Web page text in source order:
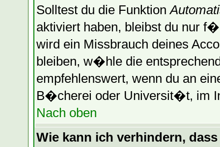
Solltest du die Funktion
aktiviert haben, bleibst du nur
wird ein Missbrauch deines
bleiben, w�hle die
empfehlenswert, wenn du an
B�cherei oder Universit�t, im
Nach oben
Wie kann ich verhindern,